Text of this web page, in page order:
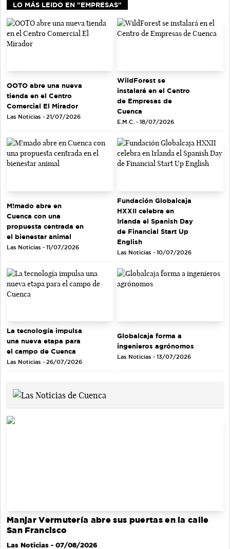
LO MÁS LEIDO EN "EMPRESAS"
OOTO abre una nueva
tienda en el Centro
Comercial El Mirador
Las Noticias - 21/07/2026
WildForest se
instalará en el Centro
de Empresas de
Cuenca
E.M.C. - 18/07/2026
M!mado abre en
Cuenca con una
propuesta centrada en
el bienestar animal
Las Noticias - 11/07/2026
Fundación Globalcaja
HXXII celebra en
Irlanda el Spanish Day
de Financial Start Up
English
Las Noticias - 10/07/2026
La tecnología impulsa
una nueva etapa para
el campo de Cuenca
Las Noticias - 26/07/2026
Globalcaja forma a
ingenieros agrónomos
Las Noticias - 13/07/2026
Manjar Vermutería abre sus puertas en la calle
San Francisco
Las Noticias - 07/08/2026